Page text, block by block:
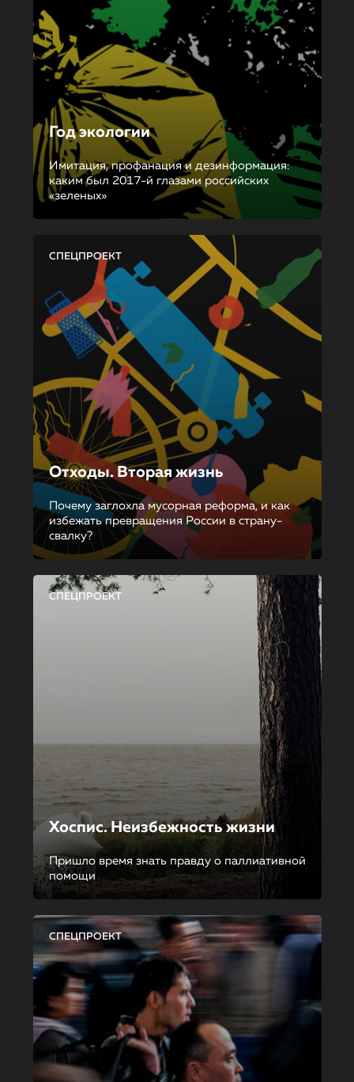
Год экологии
Имитация, профанация и дезинформация:
каким был 2017-й глазами российских
«зеленых»
СПЕЦПРОЕКТ
Отходы. Вторая жизнь
Почему заглохла мусорная реформа, и как
избежать превращения России в страну-
свалку?
СПЕЦПРОЕКТ
Хоспис. Неизбежность жизни
Пришло время знать правду о паллиативной
помощи
СПЕЦПРОЕКТ